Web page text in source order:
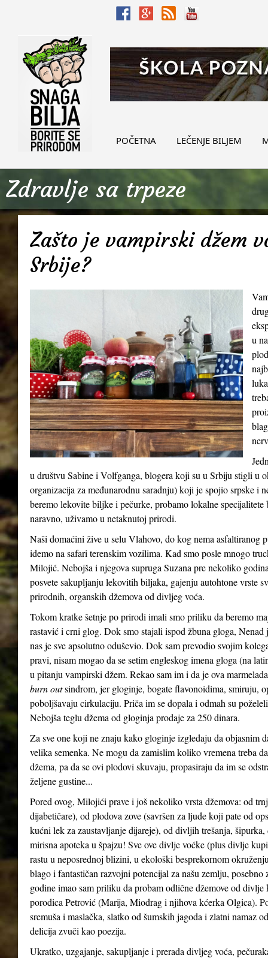
POČETNA LEČENJE BILJEM
Zdravlje sa trpeze
Zašto je vampirski džem
Srbije?
u
u društvu Sabine i Volfganga, blogera koji su u Srbiju stigli u
organizacija za međunarodnu saradnju) koji je spojio srpske i
beremo lekovite biljke i pečurke, probamo lokalne
naravno, uživamo u netaknutoj prirodi.
Naši domaćini žive u selu Vlahovo, do kog nema asfaltiranog
idemo na safari terenskim vozilima. Kad smo posle mnogo
Milojić. Nebojša i njegova supruga Suzana pre nekoliko
posvete sakupljanju lekovitih biljaka, gajenju autohtone vrste
prirodnih, organskih džemova od divljeg voća.
Tokom kratke šetnje po prirodi imali smo priliku da beremo
rastavić i crni glog. Dok smo stajali ispod žbuna gloga,
nas je sve apsolutno oduševio. Dok sam prevodio svojim
pravi, nisam mogao da se setim engleskog imena gloga (na
u pitanju vampirski džem. Rekao sam im i da je ova
burn outsindrom, jer gloginje, bogate flavonoidima, smiruju,
poboljšavaju cirkulaciju. Priča im se dopala i odmah su
Nebojša teglu džema od gloginja prodaje za 250 dinara.
Za sve one koji ne znaju kako gloginje izgledaju da objasnim
velika semenka. Ne mogu da zamislim koliko vremena treba
džema, pa da se ovi plodovi skuvaju, propasiraju da im se
željene gustine...
Pored ovog, Milojići prave i još nekoliko vrsta džemova: od
dijabetičare), od plodova zove (savršen za ljude koji pate od
kućni lek za zaustavljanje dijareje), od divljih trešanja,
mirisna apoteka u špajzu! Sve ove divlje voćke (plus divlje
rastu u neposrednoj blizini, u ekološki besprekornom
blago i fantastičan razvojni potencijal za našu zemlju,
godine imao sam priliku da probam odlične džemove od
porodica Petrović (Marija, Miodrag i njihova kćerka Olgica).
sremuša i maslačka, slatko od šumskih jagoda i zlatni namaz
delicija zvuči kao poezija.
Ukratko, uzgajanje, sakupljanje i prerada divljeg voća,